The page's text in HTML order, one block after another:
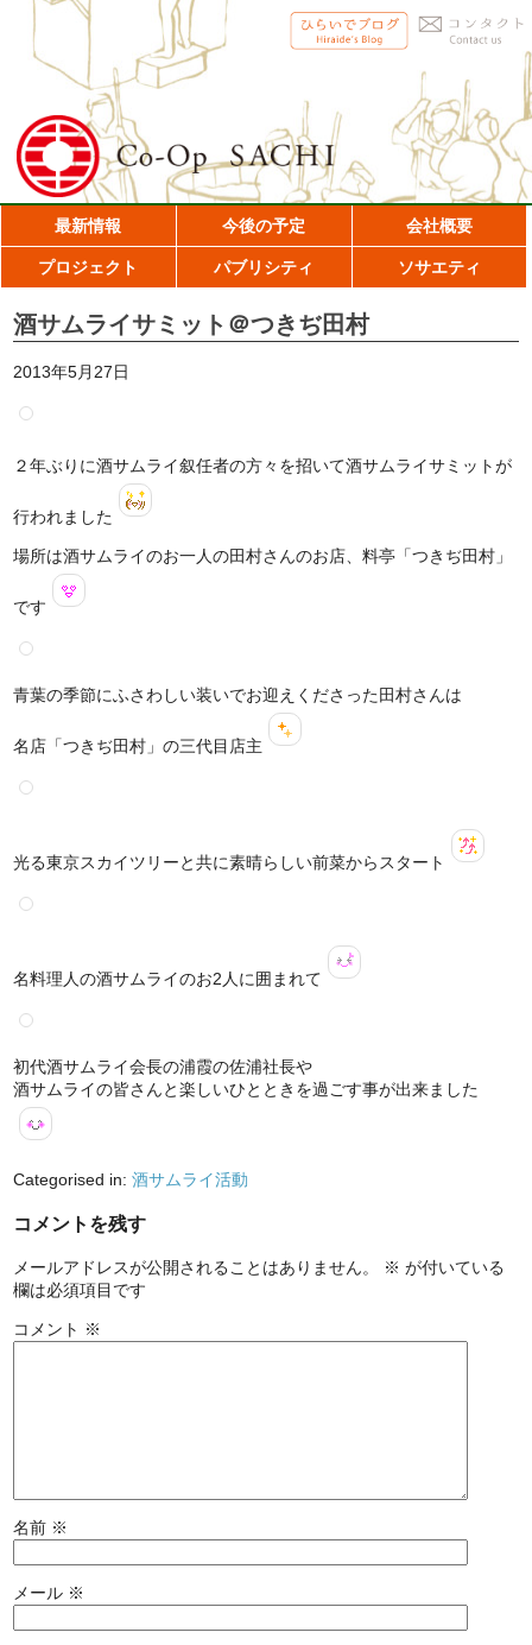
最新情報 今後の予定 会社概要
プロジェクト パブリシティ ソサエティ
酒サムライサミット＠つきぢ田村
2013年5月27日
２年ぶりに酒サムライ叙任者の方々を招いて酒サムライサミットが
行われました
場所は酒サムライのお一人の田村さんのお店、料亭「つきぢ田村」
です
青葉の季節にふさわしい装いでお迎えくださった田村さんは
名店「つきぢ田村」の三代目店主
光る東京スカイツリーと共に素晴らしい前菜からスタート
名料理人の酒サムライのお2人に囲まれて
初代酒サムライ会長の浦霞の佐浦社長や
酒サムライの皆さんと楽しいひとときを過ごす事が出来ました
Categorised in:酒サムライ活動
コメントを残す
メールアドレスが公開されることはありません。 ※ が付いている
欄は必須項目です
コメント ※
名前 ※
メール ※